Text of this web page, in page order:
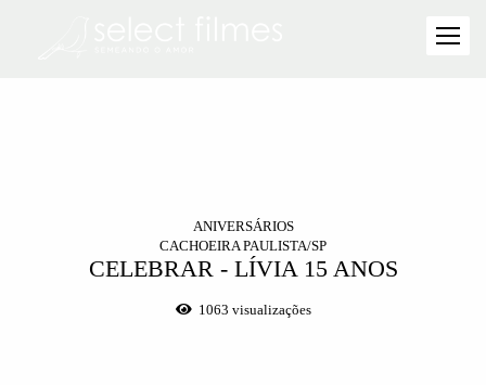
ANIVERSÁRIOS
CACHOEIRA PAULISTA/SP
CELEBRAR - LÍVIA 15 ANOS
1063 visualizações